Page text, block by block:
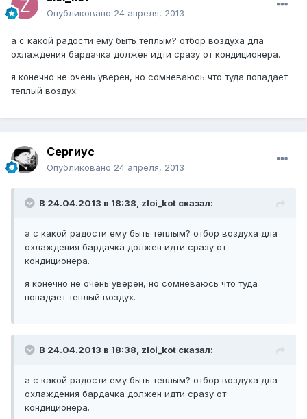
Опубликовано 24 апреля, 2013
а с какой радости ему быть теплым? отбор воздуха дла
охлаждения бардачка должен идти сразу от кондиционера.
я конечно не очень уверен, но сомневаюсь что туда попадает
теплый воздух.
Сергиус
Опубликовано 24 апреля, 2013
В 24.04.2013 в 18:38, zloi_kot сказал:
а с какой радости ему быть теплым? отбор воздуха дла
охлаждения бардачка должен идти сразу от
кондиционера.
я конечно не очень уверен, но сомневаюсь что туда
попадает теплый воздух.
В 24.04.2013 в 18:38, zloi_kot сказал:
а с какой радости ему быть теплым? отбор воздуха дла
охлаждения бардачка должен идти сразу от
кондиционера.